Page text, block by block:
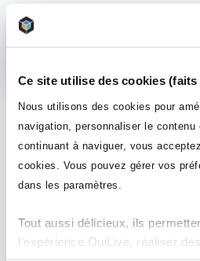
Ce site utilise des cookies (faits
Nous utilisons des cookies pour
navigation, personnaliser le
continuant à naviguer, vous
cookies. Vous pouvez gérer vos
dans les paramètres.
Tout aussi délicieux, ils
l’expérience OuiLive, réaliser